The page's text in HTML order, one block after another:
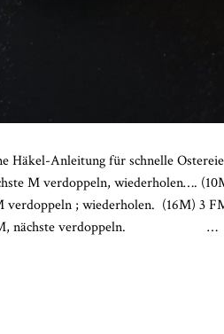
Anleitung für schnelle
M verdoppeln, wiederholen….
M verdoppeln ; wiederholen.
4 FM, nächste verdoppeln. …